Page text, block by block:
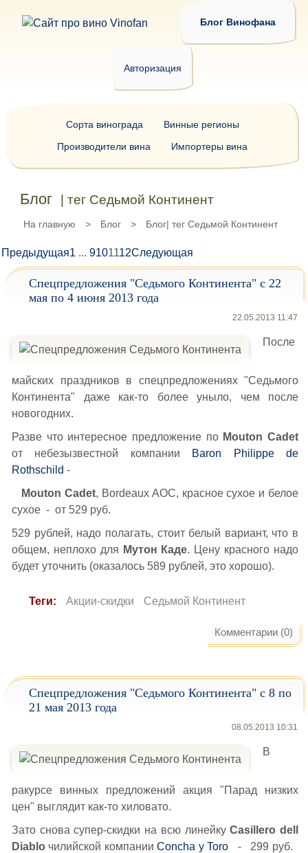
Блог Винофана
Авторизация
Блог | тег Седьмой Континент
На главную > Блог > Блог| тег Седьмой Континент
Предыдущая1 ... 9101112Следующая
Спецпредложения "Седьмого Континента" с 22
мая по 4 июня 2013 года
22.05.2013 11:47
После
майских праздников в спецпредложениях "Седьмого
Континента" даже как-то более уныло, чем после
новогодних.
Разве что интересное предложение по Mouton Cadet
от небезызвестной компании
Baron Philippe de
Rothschild -
Mouton Cadet, Bordeaux AOC, красное сухое и белое
сухое - от 529 руб.
529 рублей, надо полагать, стоит белый вариант, что в
общем, неплохо для Мутон Каде. Цену красного надо
будет уточнить (оказалось 589 рублей, это хорошо).
Теги: Акции-скидки Седьмой Континент
Комментарии (0)
Спецпредложения "Седьмого Континента" с 8 по
21 мая 2013 года
08.05.2013 10:31
В
ракурсе винных предложений акция "Парад низких
цен" выглядит как-то хиловато.
Зато снова супер-скидки на всю линейкуCasillero dell
Diablo чилийской компанииConcha y Toro - 299 руб.
Сорта винограда
Винные регионы
Производители вина
Импортеры вина